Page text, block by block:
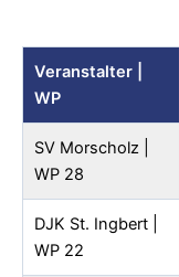
Veranstalter |
WP
SV Morscholz |
WP 28
DJK St. Ingbert |
WP 22